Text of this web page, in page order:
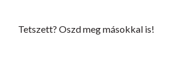
Tetszett? Oszd meg másokkal is!